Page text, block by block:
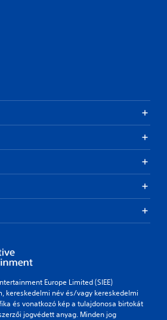
Europe Limited (SIEE)
kereskedelmi név és/vagy kereskedelmi
és vonatkozó kép a tulajdonosa birtokát
jogvédett anyag. Minden jog